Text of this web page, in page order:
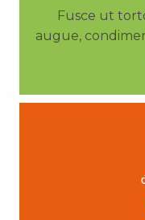
Fusce ut
augue,